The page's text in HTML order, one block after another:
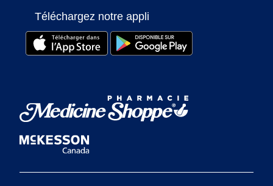
Téléchargez notre appli